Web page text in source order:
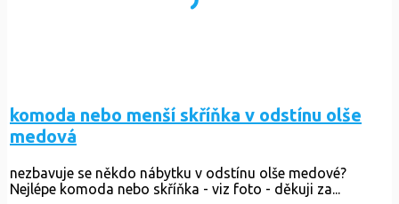
komoda nebo menší skříňka v odstínu olše
medová
nezbavuje se někdo nábytku v odstínu olše medové?
Nejlépe komoda nebo skříňka - viz foto - děkuji za...